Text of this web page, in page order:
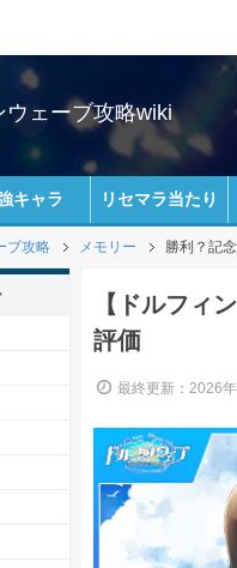
ウェーブ攻略wiki
キャラ リセマラ当たり
ブ攻略 メモリー 勝利？記
【ドルフィ
評価
最終更新：2026